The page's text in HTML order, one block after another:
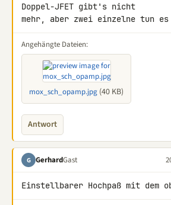
Doppel-JFET gibt's nicht
mehr, aber zwei einzelne tun es
Angehängte Dateien:
mox_sch_opamp.jpg (40 KB)
Antwort
G GerhardGast
Einstellbarer Hochpaß mit dem